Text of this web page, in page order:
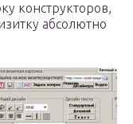
конструкторов,
абсолютно